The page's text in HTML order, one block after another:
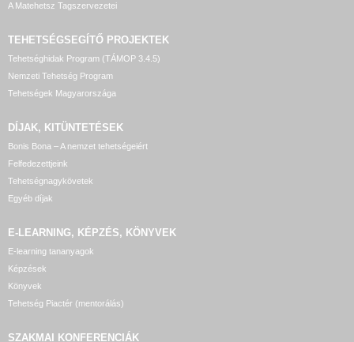
A Matehetsz Tagszervezetei
TEHETSÉGSEGÍTŐ PROJEKTEK
Tehetséghidak Program (TÁMOP 3.4.5)
Nemzeti Tehetség Program
Tehetségek Magyarországa
DÍJAK, KITÜNTETÉSEK
Bonis Bona – A nemzet tehetségeiért
Felfedezettjeink
Tehetségnagykövetek
Egyéb díjak
E-LEARNING, KÉPZÉS, KÖNYVEK
E-learning tananyagok
Képzések
Könyvek
Tehetség Piactér (mentorálás)
SZAKMAI KONFERENCIÁK